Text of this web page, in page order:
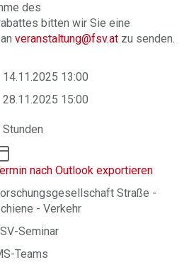
des
bitten wir Sie eine
veranstaltung@fsv.at zu senden.
14.11.2025 13:00
28.11.2025 15:00
Stunden
nach Outlook exportieren
Straße -
- Verkehr
Seminar
Teams